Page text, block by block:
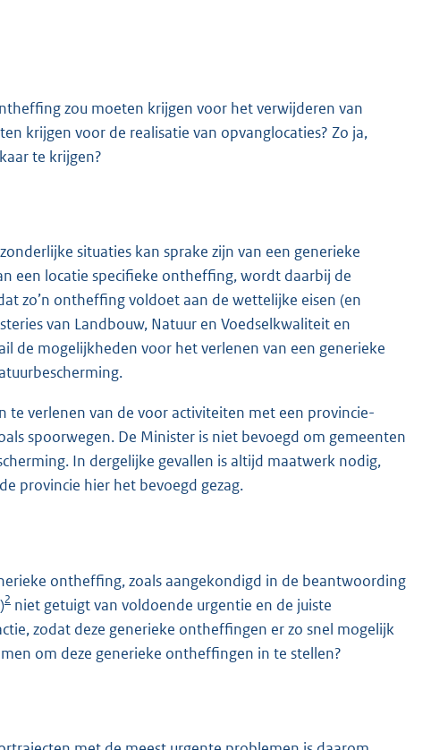
zou moeten krijgen voor het verwijderen van
krijgen voor de realisatie van opvanglocaties? Zo ja,
te krijgen?
situaties kan sprake zijn van een generieke
een locatie specifieke ontheffing, wordt daarbij de
zo’n ontheffing voldoet aan de wettelijke eisen (en
van Landbouw, Natuur en Voedselkwaliteit en
de mogelijkheden voor het verlenen van een generieke
verlenen van de voor activiteiten met een provincie-
spoorwegen. De Minister is niet bevoegd om gemeenten
In dergelijke gevallen is altijd maatwerk nodig,
provincie hier het bevoegd gezag.
ontheffing, zoals aangekondigd in de beantwoording
2 niet getuigt van voldoende urgentie en de juiste
zodat deze generieke ontheffingen er zo snel mogelijk
om deze generieke ontheffingen in te stellen?